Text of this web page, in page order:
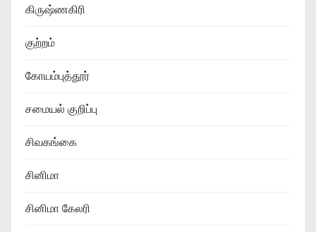
கிருஷ்ணகிரி
குற்றம்
கோயம்புத்தூர்
சமையல் குறிப்பு
சிவகங்கை
சினிமா
சினிமா கேலரி